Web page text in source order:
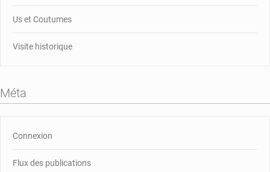
Us et Coutumes
Visite historique
Méta
Connexion
Flux des publications